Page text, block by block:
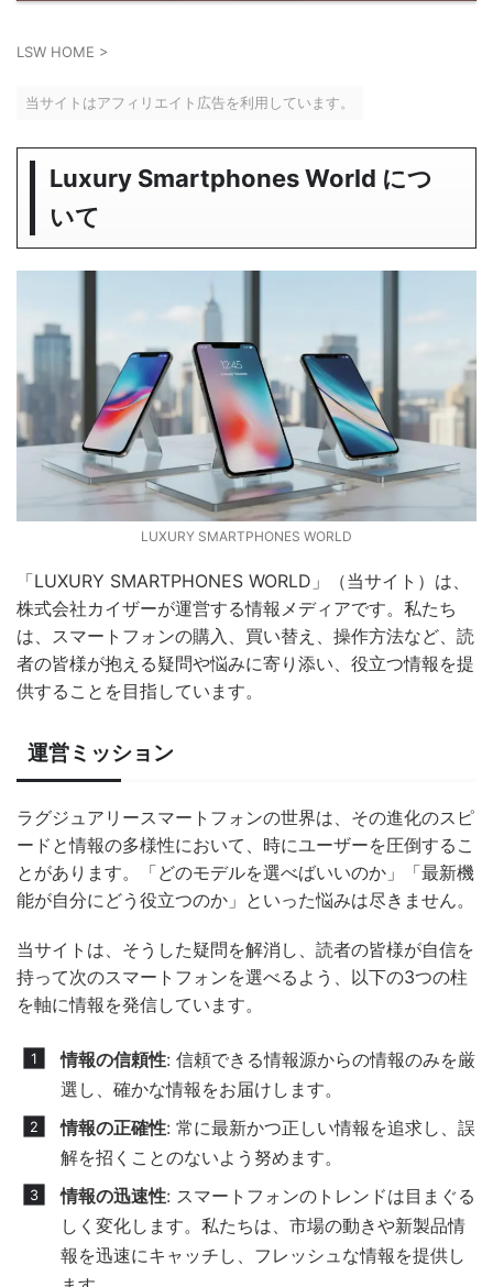
LSW HOME >
当サイトはアフィリエイト広告を利用しています。
Luxury Smartphones World につ
いて
LUXURY SMARTPHONES WORLD
「LUXURY SMARTPHONES WORLD」（当サイト）は、
株式会社カイザーが運営する情報メディアです。私たち
は、スマートフォンの購入、買い替え、操作方法など、読
者の皆様が抱える疑問や悩みに寄り添い、役立つ情報を提
供することを目指しています。
運営ミッション
ラグジュアリースマートフォンの世界は、その進化のスピ
ードと情報の多様性において、時にユーザーを圧倒するこ
とがあります。「どのモデルを選べばいいのか」「最新機
能が自分にどう役立つのか」といった悩みは尽きません。
当サイトは、そうした疑問を解消し、読者の皆様が自信を
持って次のスマートフォンを選べるよう、以下の3つの柱
を軸に情報を発信しています。
情報の信頼性: 信頼できる情報源からの情報のみを厳
選し、確かな情報をお届けします。
情報の正確性: 常に最新かつ正しい情報を追求し、誤
解を招くことのないよう努めます。
情報の迅速性: スマートフォンのトレンドは目まぐる
しく変化します。私たちは、市場の動きや新製品情
報を迅速にキャッチし、フレッシュな情報を提供し